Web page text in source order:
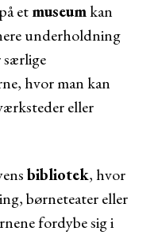
etmuseumkan
underholdning
særlige
hvor man kan
eller
bibliotek, hvor
børneteater eller
fordybe sig i